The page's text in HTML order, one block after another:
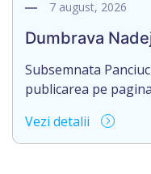
0991201351317,
Eliberarea
7 august, 2026
Dumbrava
Subsemnata
publicarea pe
deschiderea
conținut: Informație
Vezi detalii